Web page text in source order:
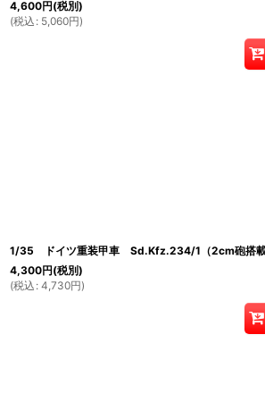
4,600円(税別)
(税込 : 5,060円)
1/35 ドイツ重装甲車 Sd.Kfz.234/1（2cm砲搭載
4,300円(税別)
(税込 : 4,730円)